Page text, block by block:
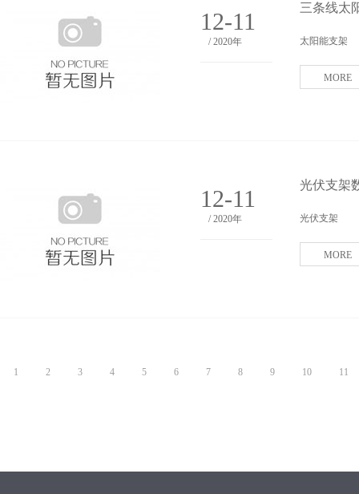
12-11
/ 2020年
三条线太
太阳能支架
MORE
12-11
/ 2020年
光伏支架
光伏支架
MORE
1 2 3 4 5 6 7 8 9 10 11